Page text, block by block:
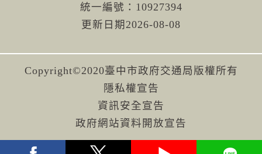
統一編號：10927394
更新日期 2026-08-08
Copyright©2020臺中市政府交通局版權所有
隱私權宣告
資訊安全宣告
政府網站資料開放宣告